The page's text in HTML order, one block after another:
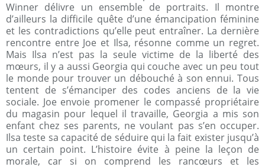
Winner délivre un ensemble de portraits. Il montre
d’ailleurs la difficile quête d’une émancipation féminine
et les contradictions qu’elle peut entraîner. La dernière
rencontre entre Joe et Ilsa, résonne comme un regret.
Mais Ilsa n’est pas la seule victime de la liberté des
mœurs, il y a aussi Georgia qui couche avec un peu tout
le monde pour trouver un débouché à son ennui. Tous
tentent de s’émanciper des codes anciens de la vie
sociale. Joe envoie promener le compassé propriétaire
du magasin pour lequel il travaille, Georgia a mis son
enfant chez ses parents, ne voulant pas s’en occuper.
Ilsa teste sa capacité de séduire qui la fait exister jusqu’à
un certain point. L’histoire évite à peine la leçon de
morale, car si on comprend les rancœurs et les